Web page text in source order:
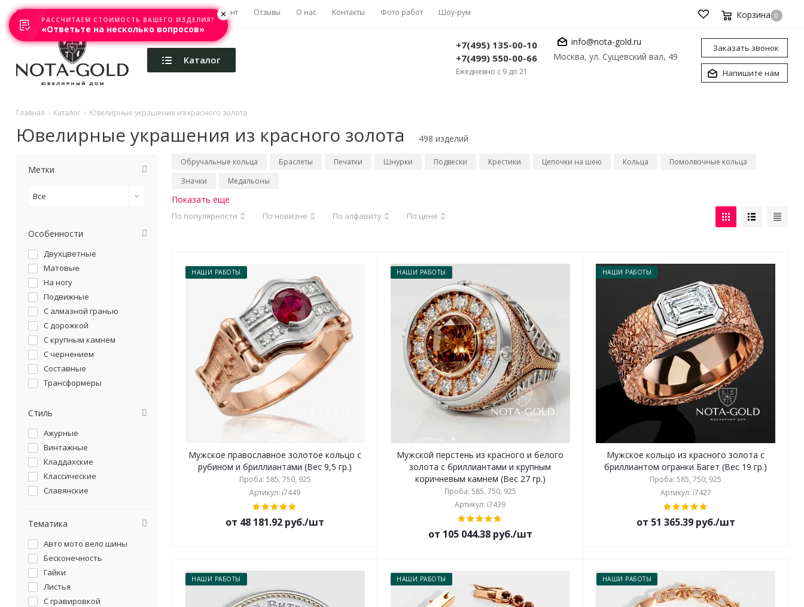
Главная Акции Каталоги Изготовление Ремонт Отзывы О нас Контакты Фото работ Шоу-рум Корзина 0
Каталог
+7(495) 135-00-10
+7(499) 550-00-66
Ежедневно с 9 до 21
info@nota-gold.ru
Москва, ул. Сущевский вал, 49
Заказать звонок
Напишите нам
Главная - Каталог - Ювелирные украшения из красного золота
Ювелирные украшения из красного золота 498 изделий
Обручальные кольца Браслеты Печатки Шнурки Подвески Крестики Цепочки на шею Кольца
Помолвочные кольца
Значки
Медальоны
Показать еще
По популярности По новизне По алфавиту По цене
НАШИ РАБОТЫ
Мужское православное золотое кольцо с
рубином и бриллиантами (Вес 9,5 гр.)
Проба: 585, 750, 925
Артикул: i7449
от 48 181.92 руб./шт
НАШИ РАБОТЫ
Мужской перстень из красного и белого
золота с бриллиантами и крупным
коричневым камнем (Вес 27 гр.)
Проба: 585, 750, 925
Артикул: i7439
от 105 044.38 руб./шт
НАШИ РАБОТЫ
Мужское кольцо из красного золота с
бриллиантом огранки Багет (Вес 19 гр.)
Проба: 585, 750, 925
Артикул: i7427
от 51 365.39 руб./шт
НАШИ РАБОТЫ НАШИ РАБОТЫ НАШИ РАБОТЫ
Метки
Все
Особенности
Двухцветные
Матовые
На ногу
Подвижные
С алмазной гранью
С дорожкой
С крупным камнем
С чернением
Составные
Трансформеры
Широкие
Стиль
Ажурные
Винтажные
Кладдахские
Классические
Славянские
Тематика
Авто мото вело шины
Бесконечность
Гайки
Листья
С гравировкой
РАССЧИТАЕМ СТОИМОСТЬ ВАШЕГО ИЗДЕЛИЯ?
«Ответьте на несколько вопросов»